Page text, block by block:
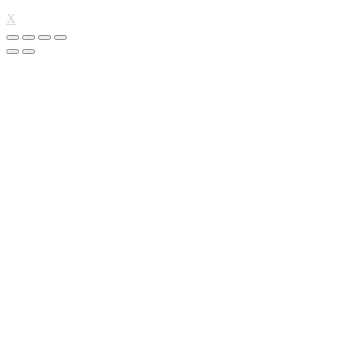
X